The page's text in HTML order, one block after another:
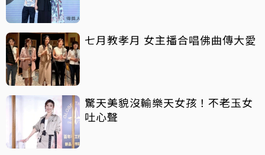
七月教孝月 女主播合唱佛曲傳大愛
驚天美貌沒輸樂天女孩！不老玉女
吐心聲